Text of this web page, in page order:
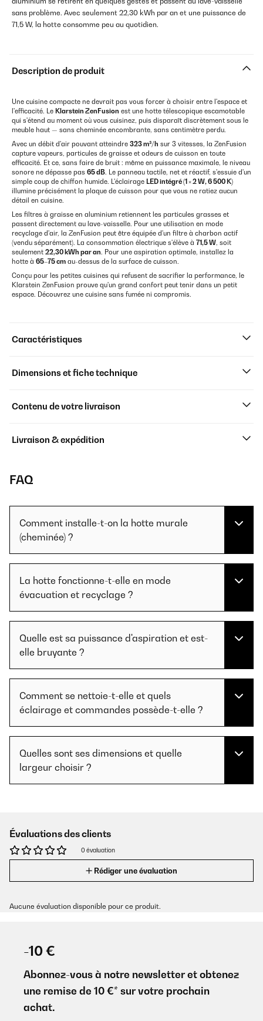
sans problème. Avec seulement 22,30 kWh par an et une puissance de
71,5 W, la hotte consomme peu au quotidien.
Description de produit
Une cuisine compacte ne devrait pas vous forcer à choisir entre l'espace et
l'efficacité. Le Klarstein ZenFusion est une hotte télescopique escamotable
qui s'étend au moment où vous cuisinez, puis disparaît discrètement sous le
meuble haut — sans cheminée encombrante, sans centimètre perdu.
Avec un débit d'air pouvant atteindre 323 m³/h sur 3 vitesses, la ZenFusion
capture vapeurs, particules de graisse et odeurs de cuisson en toute
efficacité. Et ce, sans faire de bruit : même en puissance maximale, le niveau
sonore ne dépasse pas 65 dB. Le panneau tactile, net et réactif, s'essuie d'un
simple coup de chiffon humide. L'éclairage LED intégré (1 × 2 W, 6 500 K)
illumine précisément la plaque de cuisson pour que vous ne ratiez aucun
détail en cuisine.
Les filtres à graisse en aluminium retiennent les particules grasses et
passent directement au lave-vaisselle. Pour une utilisation en mode
recyclage d'air, la ZenFusion peut être équipée d'un filtre à charbon actif
(vendu séparément). La consommation électrique s'élève à 71,5 W, soit
seulement 22,30 kWh par an. Pour une aspiration optimale, installez la
hotte à 65–75 cm au-dessus de la surface de cuisson.
Conçu pour les petites cuisines qui refusent de sacrifier la performance, le
Klarstein ZenFusion prouve qu'un grand confort peut tenir dans un petit
espace. Découvrez une cuisine sans fumée ni compromis.
Caractéristiques
Dimensions et fiche technique
Contenu de votre livraison
Livraison & expédition
FAQ
Comment installe-t-on la hotte murale
(cheminée) ?
La hotte fonctionne-t-elle en mode
évacuation et recyclage ?
Quelle est sa puissance d'aspiration et est-
elle bruyante ?
Comment se nettoie-t-elle et quels
éclairage et commandes possède-t-elle ?
Quelles sont ses dimensions et quelle
largeur choisir ?
Évaluations des clients
0 évaluation
Rédiger une évaluation
Aucune évaluation disponible pour ce produit.
-10 €
Abonnez-vous à notre newsletter et obtenez
une remise de 10 €* sur votre prochain
achat.